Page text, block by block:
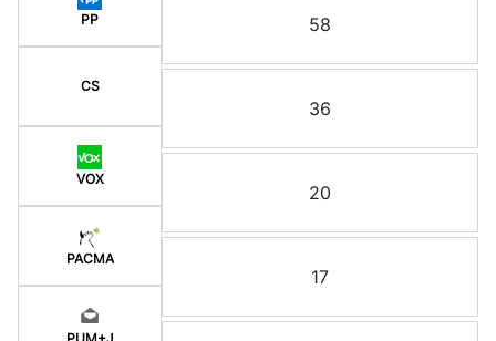
PP
CS
VOX
PACMA
PUM+J
58
36
20
17